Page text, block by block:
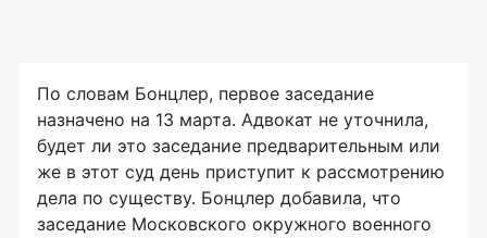
По словам Бонцлер, первое заседание
назначено на 13 марта. Адвокат не уточнила,
будет ли это заседание предварительным или
же в этот суд день приступит к рассмотрению
дела по существу. Бонцлер добавила, что
заседание Московского окружного военного